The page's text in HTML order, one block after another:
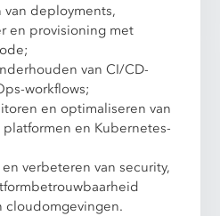
van deployments,
en provisioning met
van CI/CD-
workflows;
en optimaliseren van
en Kubernetes-
verbeteren van security,
cloudomgevingen.